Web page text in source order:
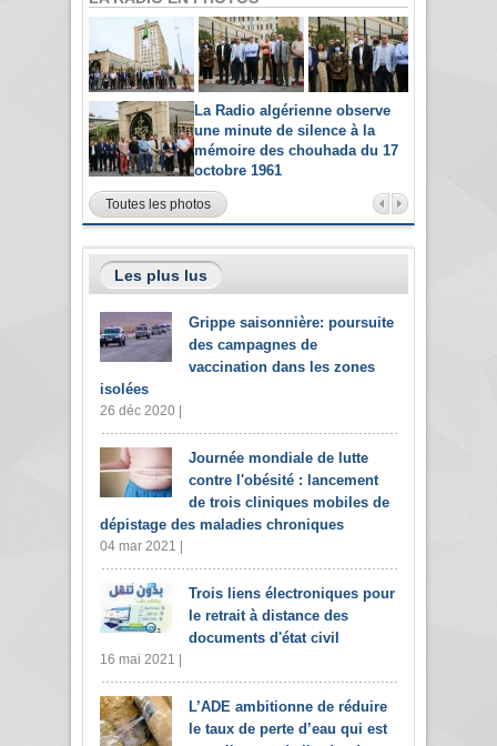
La Radio algérienne observe
une minute de silence à la
mémoire des chouhada du 17
octobre 1961
Toutes les photos
Les plus lus
Grippe saisonnière: poursuite
des campagnes de
vaccination dans les zones
isolées
26 déc 2020 |
Journée mondiale de lutte
contre l'obésité : lancement
de trois cliniques mobiles de
dépistage des maladies chroniques
04 mar 2021 |
Trois liens électroniques pour
le retrait à distance des
documents d'état civil
16 mai 2021 |
L’ADE ambitionne de réduire
le taux de perte d’eau qui est